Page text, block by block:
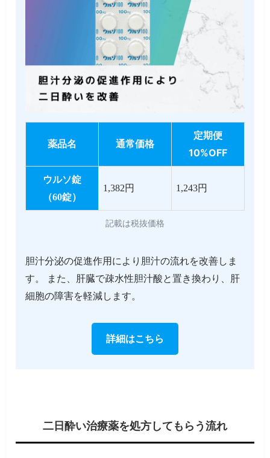
薬品名 通常価格
定期便
10%OFF
ウルソ錠
（60錠）
1,382円 1,243円
記載は税抜価格
胆汁分泌の促進作用により胆汁の流れを改善しま
す。 また、肝臓で疎水性胆汁酸と置き換わり、肝
細胞の障害を軽減します。
詳細はこちら
二日酔い治療薬を処方してもらう流れ